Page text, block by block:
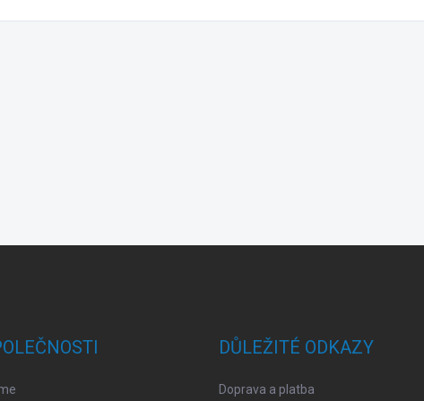
DŮLEŽITÉ ODKAZY
Doprava a platba